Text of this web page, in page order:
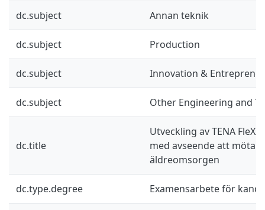
dc.subject Annan teknik
dc.subject Production
dc.subject Innovation &
dc.subject Other Engineering and
dc.title
Utveckling av TENA
med avseende att möta
äldreomsorgen
dc.type.degree Examensarbete för